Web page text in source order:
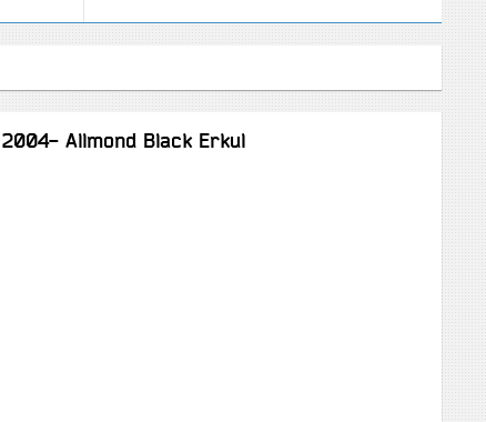
Allmond Black Erkul